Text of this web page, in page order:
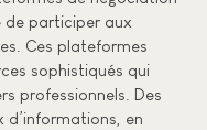
de participer aux
Ces plateformes
sophistiqués qui
professionnels. Des
d’informations, en